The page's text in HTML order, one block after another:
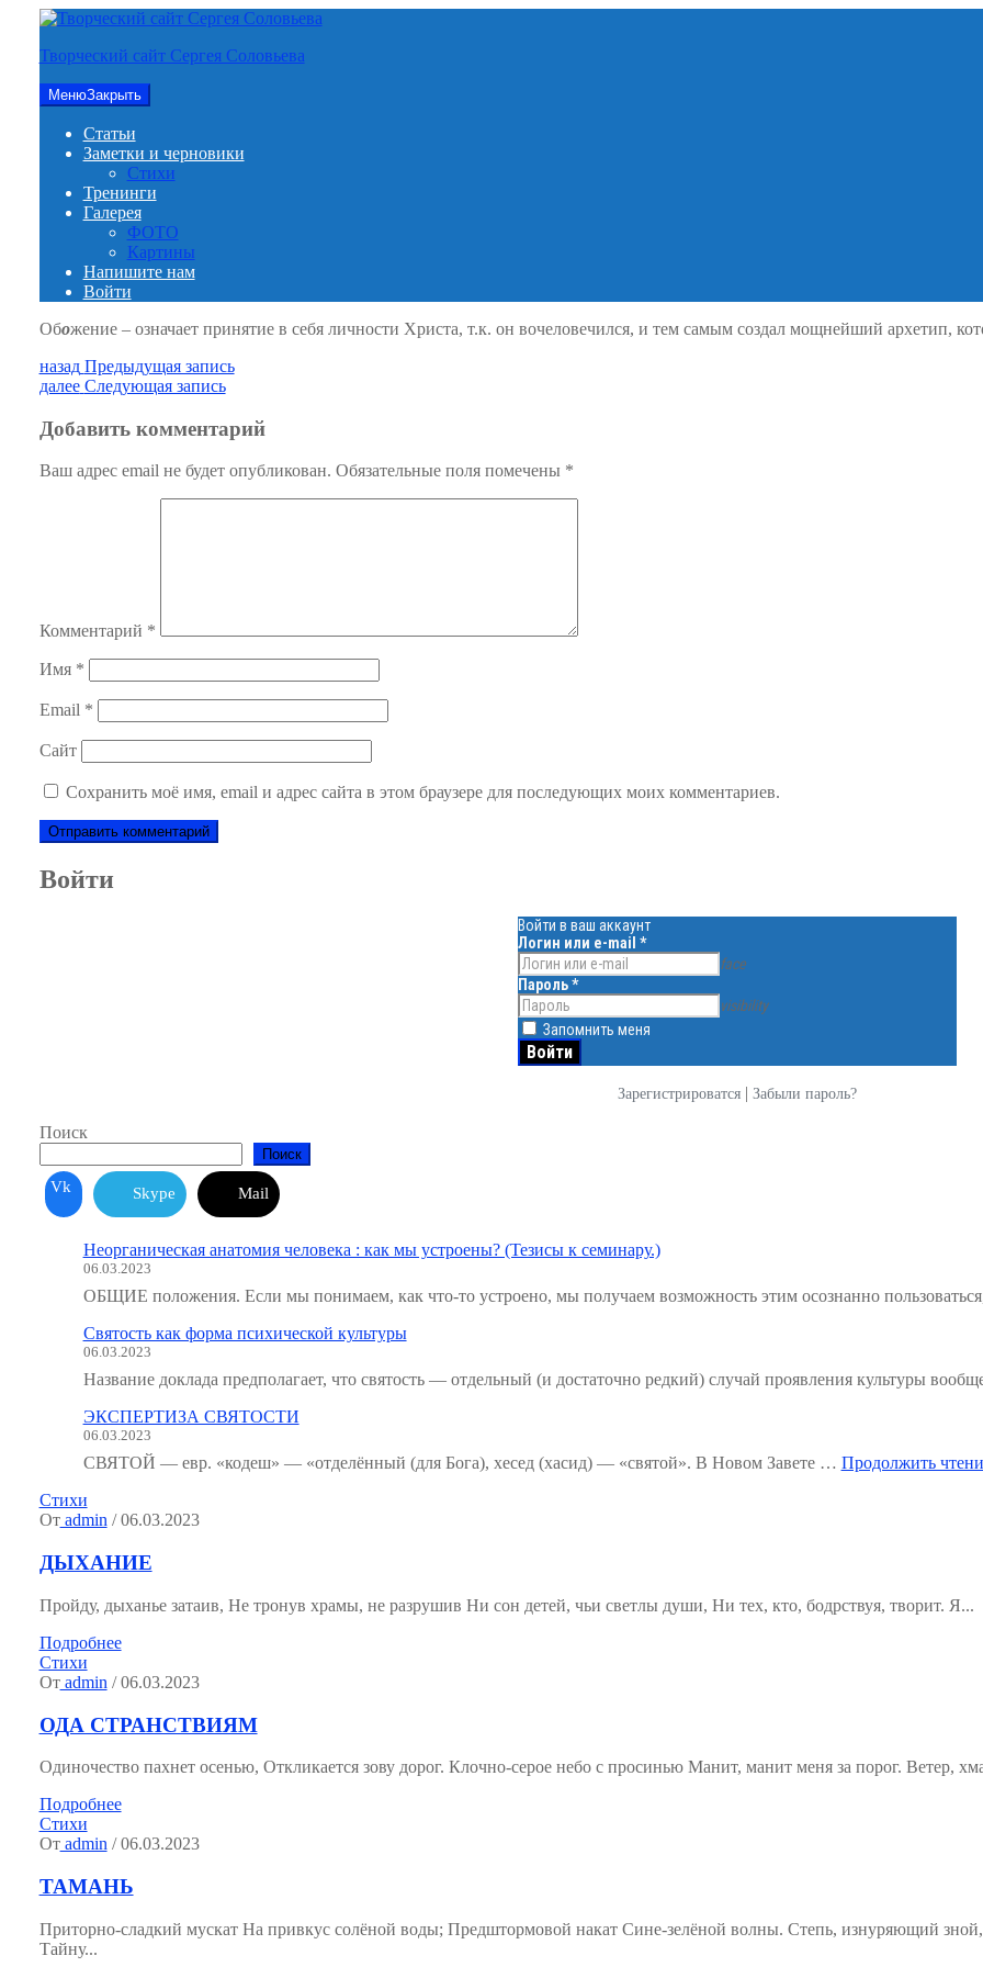
Перейти
содержимому
Творческий сайт Сергея Соловьева
МенюЗакрыть
Статьи
Заметки и черновики
Стихи
Тренинги
Галерея
ФОТО
Картины
Напишите нам
Войти
Обожение – означает принятие в себя личности Христа, т.к. он вочеловечился, и тем самым создал мощнейший архетип,
Навигация
по
записям
назад Предыдущая
запись:
Предыдущая запись
далее Следующая
Следующая запись
Добавить комментарий
Ваш адрес email не будет опубликован. Обязательные поля помечены *
Комментарий *
Имя *
Email *
Сайт
Сохранить моё имя, email и адрес сайта в этом браузере для последующих моих комментариев.
Войти
Войти в ваш аккаунт
Логин или e-mail *
face
Пароль*
visibility
Запомнить меня
Зарегистрироватся | Забыли пароль?
Поиск
Поиск
Vk Skype Mail
Неорганическая анатомия человека : как мы устроены? (Тезисы к семинару.)
06.03.2023
ОБЩИЕ положения. Если мы понимаем, как что-то устроено, мы получаем возможность этим осознанно
Святость как форма психической культуры
06.03.2023
Название доклада предполагает, что святость — отдельный (и достаточно редкий) случай проявления культуры
ЭКСПЕРТИЗА СВЯТОСТИ
06.03.2023
СВЯТОЙ — евр. «кодеш» — «отделённый (для Бога), хесед (хасид) — «святой». В Новом Завете … Продолжить
Стихи
Отadmin/ 06.03.2023
ДЫХАНИЕ
Пройду, дыханье затаив, Не тронув храмы, не разрушив Ни сон детей, чьи светлы души, Ни тех, кто, бодрствуя, творит. Я...
Подробнее
Стихи
Отadmin / 06.03.2023
ОДА СТРАНСТВИЯМ
Одиночество пахнет осенью, Откликается зову дорог. Клочно-серое небо с просинью Манит, манит меня за порог. Ветер,
Подробнее
Стихи
Отadmin / 06.03.2023
ТАМАНЬ
Приторно-сладкий мускат На привкус солёной воды; Предштормовой накат Сине-зелёной волны. Степь, изнуряющий
Тайну...